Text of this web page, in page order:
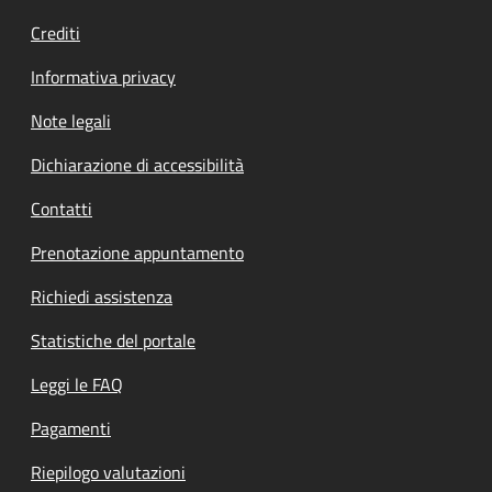
Crediti
Informativa privacy
Note legali
Dichiarazione di accessibilità
Contatti
Prenotazione appuntamento
Richiedi assistenza
Statistiche del portale
Leggi le FAQ
Pagamenti
Riepilogo valutazioni